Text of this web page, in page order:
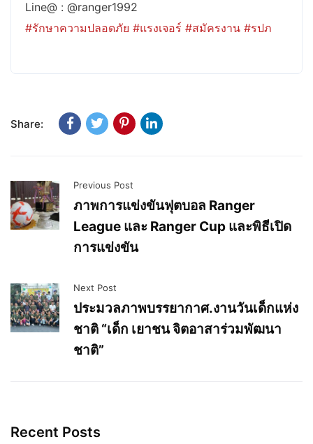
Line@ : @ranger1992
#รักษาความปลอดภัย #แรงเจอร์ #สมัครงาน #รปภ
Share:
Previous Post
ภาพการแข่งขันฟุตบอล Ranger
League และ Ranger Cup และพิธีเปิด
การแข่งขัน
Next Post
ประมวลภาพบรรยากาศ.งานวันเด็กแห่ง
ชาติ “เด็ก เยาชน จิตอาสาร่วมพัฒนา
ชาติ”
Recent Posts